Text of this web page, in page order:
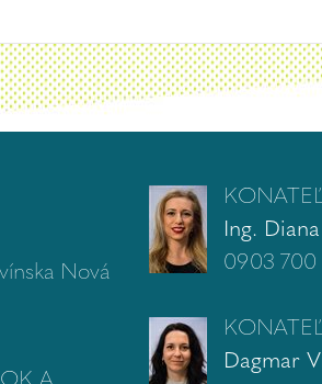
Nová
A
Ing.
0903 700
Dagmar